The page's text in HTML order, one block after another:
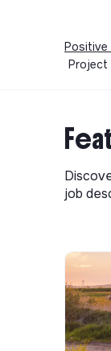
Positive
Project
job